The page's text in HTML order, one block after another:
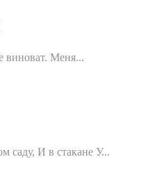
виноват. Меня...
саду, И в стакане У...